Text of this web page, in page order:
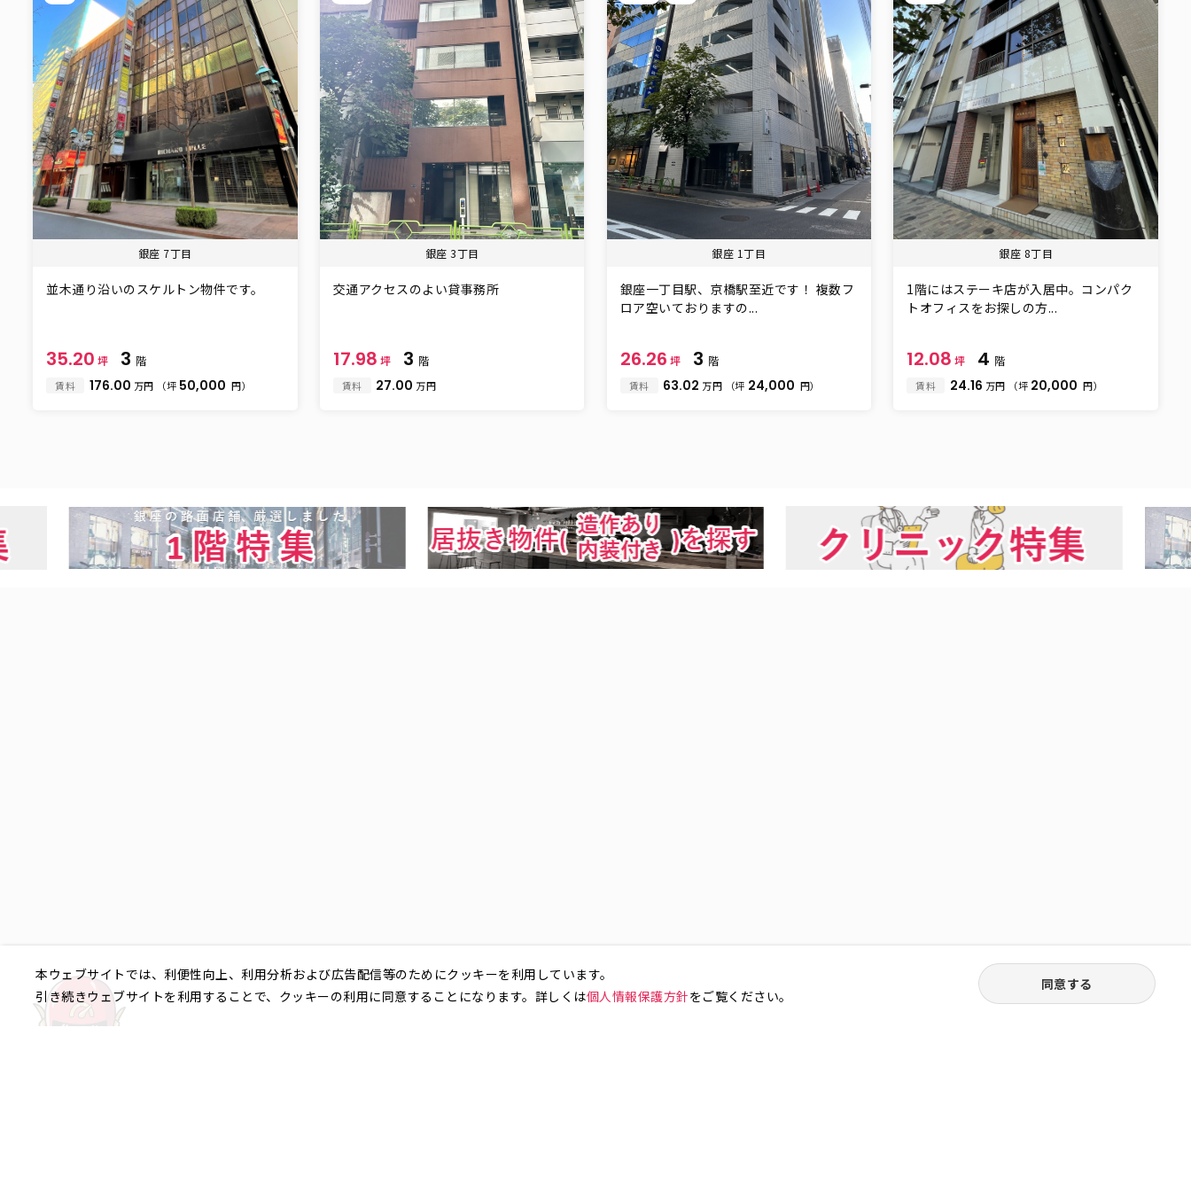
銀座 7丁目
並木通り沿いのスケルトン物件です。
35.20 坪 3 階
賃料 176.00 万円 （坪 50,000 円）
銀座 3丁目
交通アクセスのよい貸事務所
17.98 坪 3 階
賃料 27.00 万円
銀座 1丁目
銀座一丁目駅、京橋駅至近です！ 複数フ
ロア空いておりますの...
26.26 坪 3 階
賃料 63.02 万円 （坪 24,000 円）
銀座 8丁目
1階にはステーキ店が入居中。コンパク
トオフィスをお探しの方...
12.08 坪 4 階
賃料 24.16 万円 （坪 20,000 円）
本ウェブサイトでは、利便性向上、利用分析および広告配信等のためにクッキーを利用しています。
引き続きウェブサイトを利用することで、クッキーの利用に同意することになります。詳しくは個人情報保護方針をご覧ください。
同意する